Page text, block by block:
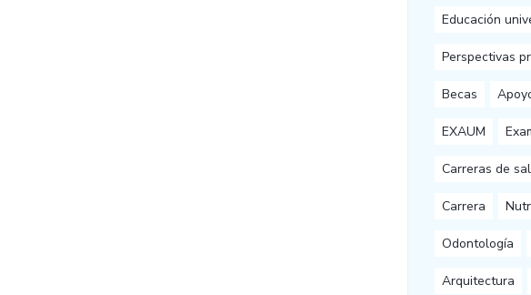
Educación
Perspectivas
Becas
EXAUM
Carreras de
Carrera
Odontología
Arquitectura